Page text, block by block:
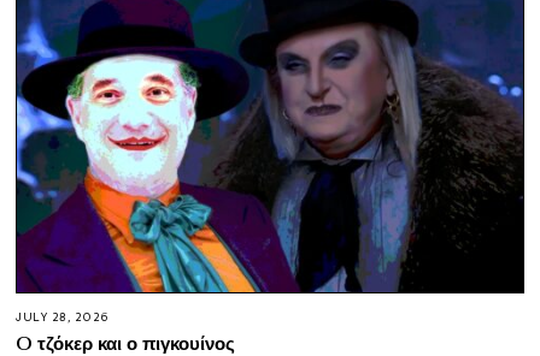
JULY 28, 2026
O τζόκερ και ο πιγκουίνος